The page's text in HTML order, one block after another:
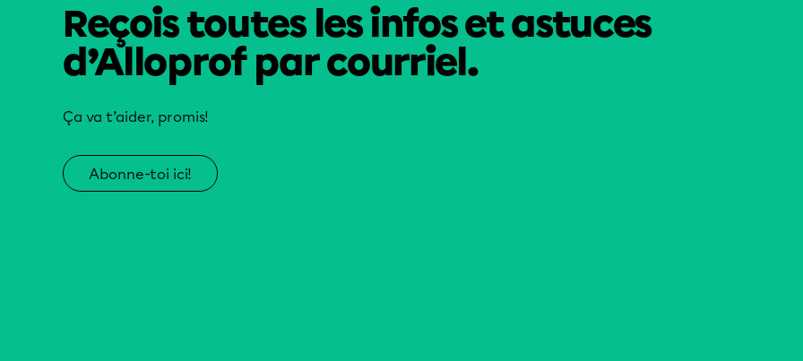
Reçois toutes les infos et astuces
d’Alloprof par courriel.
Ça va t’aider, promis!
Abonne-toi ici!